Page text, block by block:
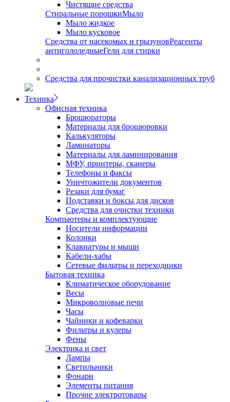
Чистящие средства
Стиральные порошкиМыло
Мыло жидкое
Мыло кусковое
Средства от насекомых и грызуновРеагенты
антигололедныеГели для стирки
Средства для прочистки канализационных труб
Техника
Офисная техника
Брошюраторы
Материалы для брошюровки
Калькуляторы
Ламинаторы
Материалы для ламинирования
МФУ, принтеры, сканеры
Телефоны и факсы
Уничтожители документов
Резаки для бумаг
Подставки и боксы для дисков
Средства для очистки техники
Компьютеры и комплектующие
Носители информации
Колонки
Клавиатуры и мыши
Кабели-хабы
Сетевые фильтры и переходники
Бытовая техника
Климатическое оборудование
Весы
Микроволновые печи
Часы
Чайники и кофеварки
Фильтры и кулеры
Фены
Электрика и свет
Лампы
Светильники
Фонари
Элементы питания
Прочие электротовары